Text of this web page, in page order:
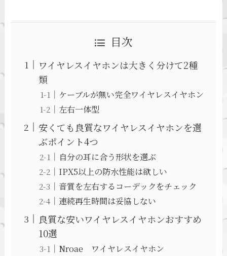
目次
ワイヤレスイヤホンは大きく分けて2種
類
ケーブルが無い完全ワイヤレスイヤホン
左右一体型
安くても良質なワイヤレスイヤホンを選
ぶポイント4つ
自分の耳に合う形状を選ぶ
IPX5以上の防水性能は欲しい
音質を左右するコーデックをチェック
連続再生時間は妥協しない
良質な安いワイヤレスイヤホンおすすめ
10選
Nroae ワイヤレスイヤホン